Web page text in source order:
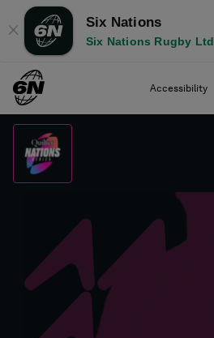
✕
Six Nations
Six Nations Rugby Ltd
Accessibility